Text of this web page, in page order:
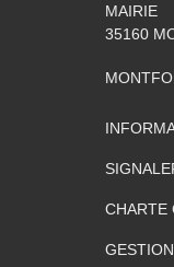
MAIRIE
35160
CHARTE